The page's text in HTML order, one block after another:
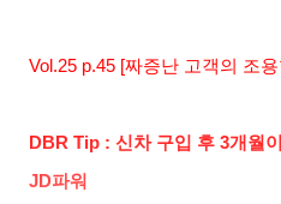
Vol.25 p.45 [짜증난 고객의 조
DBR Tip :신차 구입 후 3개월
JD파워